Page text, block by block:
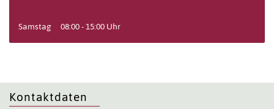
Samstag 08:00 - 15:00 Uhr
Kontaktdaten